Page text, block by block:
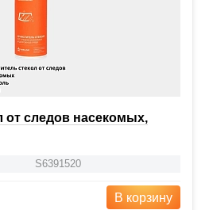
от следов насекомых,
S6391520
В корзину